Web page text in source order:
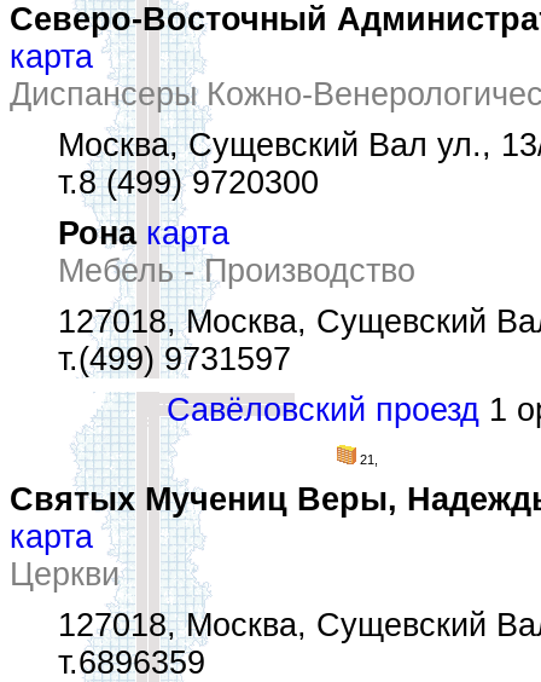
Северо-Восточный
карта
Диспансеры Кожно-
Москва, Сущевский Вал ул.,
т.8 (499) 9720300
Рона карта
Мебель - Производство
127018, Москва, Сущевский
т.(499) 9731597
Савёловский проезд 1
21,
Святых Мучениц Веры,
карта
Церкви
127018, Москва, Сущевский
т.6896359